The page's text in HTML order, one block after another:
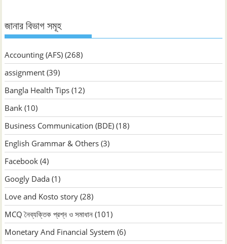
জানার বিভাগ সমূহ
Accounting (AFS) (268)
assignment (39)
Bangla Health Tips (12)
Bank (10)
Business Communication (BDE) (18)
English Grammar & Others (3)
Facebook (4)
Googly Dada (1)
Love and Kosto story (28)
MCQ নৈব্যক্তিক প্রশ্ন ও সমাধান (101)
Monetary And Financial System (6)